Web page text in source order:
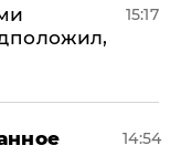
15:17
14:54